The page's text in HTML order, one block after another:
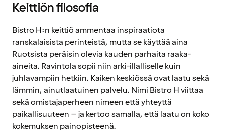
Keittiön filosofia
Bistro H:n keittiö ammentaa inspiraatiota
ranskalaisista perinteistä, mutta se käyttää aina
Ruotsista peräisin olevia kauden parhaita raaka-
aineita. Ravintola sopii niin arki-illalliselle kuin
juhlavampiin hetkiin. Kaiken keskiössä ovat laatu sekä
lämmin, ainutlaatuinen palvelu. Nimi Bistro H viittaa
sekä omistajaperheen nimeen että yhteyttä
paikallisuuteen – ja kertoo samalla, että laatu on koko
kokemuksen painopisteenä.